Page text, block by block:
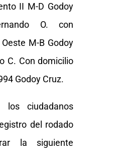
II M-D Godoy
O. con
M-B Godoy
C. Con domicilio
Godoy Cruz.
ciudadanos
del rodado
la siguiente